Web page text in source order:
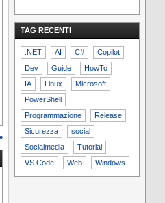
TAG RECENTI
.NET AI C#
Copilot
Dev
Guide
HowTo
IA
Linux
Microsoft
PowerShell
Programmazione
Release
Sicurezza
social
Socialmedia
Tutorial
VS Code
Web Windows